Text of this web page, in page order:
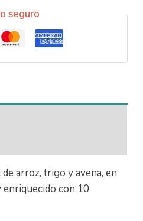
seguro
arroz, trigo y avena, en
enriquecido con 10